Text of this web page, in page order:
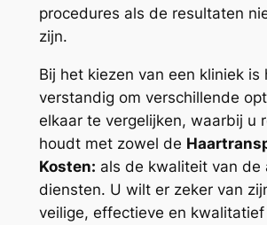
procedures als de resultaten
zijn.
Bij het kiezen van een kliniek is
verstandig om verschillende
elkaar te vergelijken, waarbij u
houdt met zowel de
Kosten: als de kwaliteit van de
diensten. U wilt er zeker van
veilige, effectieve en kwalitatief